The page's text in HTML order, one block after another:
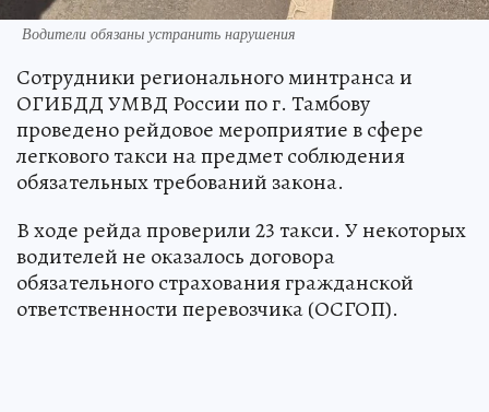
Водители обязаны устранить нарушения
Сотрудники регионального минтранса и
ОГИБДД УМВД России по г. Тамбову
проведено рейдовое мероприятие в сфере
легкового такси на предмет соблюдения
обязательных требований закона.
В ходе рейда проверили 23 такси. У некоторых
водителей не оказалось договора
обязательного страхования гражданской
ответственности перевозчика (ОСГОП).